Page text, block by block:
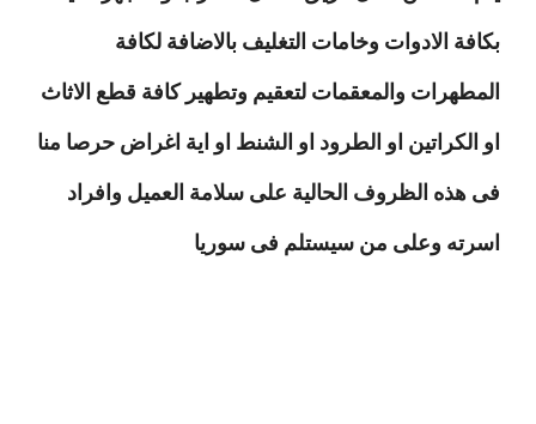
بكافة الادوات وخامات التغليف بالاضافة لكافة
المطهرات والمعقمات لتعقيم وتطهير كافة قطع الاثاث
او الكراتين او الطرود او الشنط او اية اغراض حرصا منا
فى هذه الظروف الحالية على سلامة العميل وافراد
اسرته وعلى من سيستلم فى سوريا